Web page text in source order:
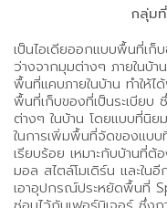
กลุ่ม
เป็นไอเดียออกแบบพื้นที่เก็
ว่างจากมุมต่างๆ ภายในบ้
พื้นที่แคบภายในบ้าน ทำให้ไ
พื้นที่เก็บของที่เป็นระเบียบ
ต่างๆ ในบ้าน โดยแบบที่นิ
ในการเพิ่มพื้นที่จัดของแบบ
เรียบร้อย เหมาะกับบ้านที่ต้
มอล สไตล์โมเดิร์น และใ
เอาอุปกรณ์ประหยัดพื้นที่